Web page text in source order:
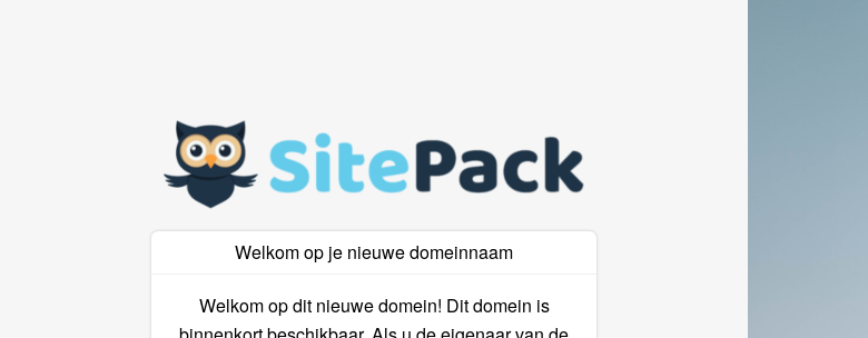
Welkom op je nieuwe domeinnaam
Welkom op dit nieuwe domein! Dit domein is